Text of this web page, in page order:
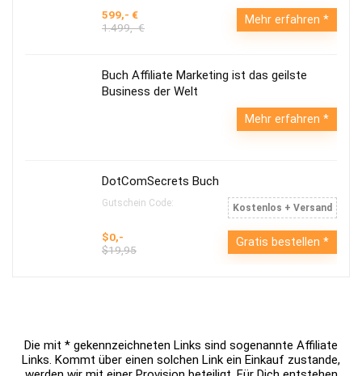
599,- €
1.499,- €
Mehr erfahren
Buch Affiliate Marketing ist das geilste
Business der Welt
Mehr erfahren
DotComSecrets Buch
Gutschein Code: Kostenlos + Versand
$0,-
$19,95
Gratis bestellen
Die mit * gekennzeichneten Links sind sogenannte Affiliate
Links. Kommt über einen solchen Link ein Einkauf zustande,